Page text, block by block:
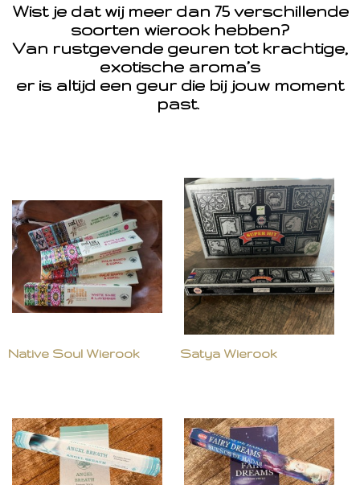
Wist je dat wij meer dan 75 verschillende
soorten wierook hebben?
Van rustgevende geuren tot krachtige,
exotische aroma’s
er is altijd een geur die bij jouw moment
past.
Native Soul Wierook Satya Wierook